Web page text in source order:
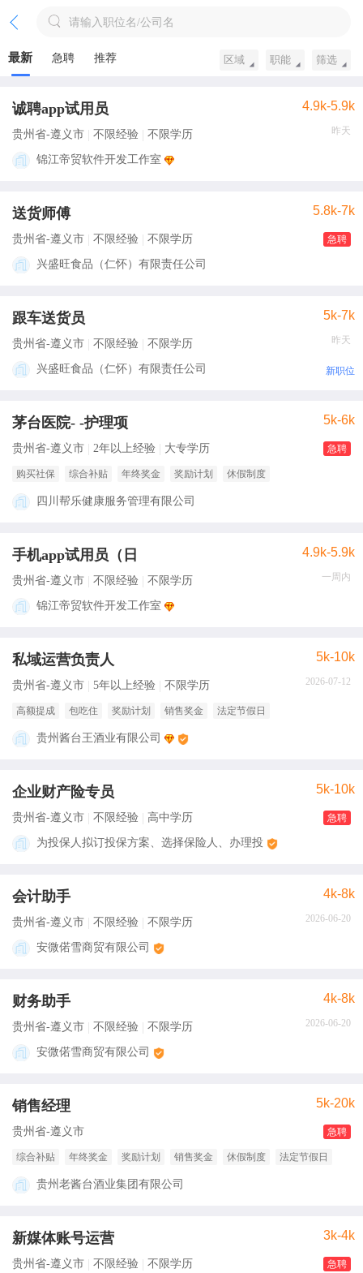
请输入职位名/公司名
最新 急聘 推荐 区域 职能 筛选
诚聘app试用员 4.9k-5.9k
昨天
贵州省-遵义市 不限经验 不限学历
锦江帝贸软件开发工作室
送货师傅 5.8k-7k
贵州省-遵义市 不限经验 不限学历 急聘
兴盛旺食品（仁怀）有限责任公司
跟车送货员 5k-7k
昨天
贵州省-遵义市 不限经验 不限学历
新职位
兴盛旺食品（仁怀）有限责任公司
茅台医院- -护理项 5k-6k
贵州省-遵义市 2年以上经验 大专学历 急聘
购买社保 综合补贴 年终奖金 奖励计划 休假制度
四川帮乐健康服务管理有限公司
手机app试用员（日 4.9k-5.9k
一周内
贵州省-遵义市 不限经验 不限学历
锦江帝贸软件开发工作室
私域运营负责人 5k-10k
2026-07-12
贵州省-遵义市 5年以上经验 不限学历
高额提成 包吃住 奖励计划 销售奖金 法定节假日
贵州酱台王酒业有限公司
企业财产险专员 5k-10k
贵州省-遵义市 不限经验 高中学历 急聘
为投保人拟订投保方案、选择保险人、办理投
会计助手 4k-8k
2026-06-20
贵州省-遵义市 不限经验 不限学历
安微偌雪商贸有限公司
财务助手 4k-8k
2026-06-20
贵州省-遵义市 不限经验 不限学历
安微偌雪商贸有限公司
销售经理 5k-20k
贵州省-遵义市 急聘
综合补贴 年终奖金 奖励计划 销售奖金 休假制度 法定节假日
贵州老酱台酒业集团有限公司
新媒体账号运营 3k-4k
贵州省-遵义市 不限经验 不限学历 急聘